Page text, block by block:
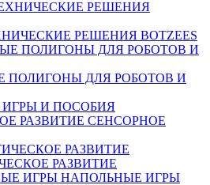
РЕШЕНИЯ BOTZEES
ПОЛИГОНЫ ДЛЯ РОБОТОВ И
И ПОСОБИЯ
СЕНСОРНОЕ
РАЗВИТИЕ
НАПОЛЬНЫЕ ИГРЫ